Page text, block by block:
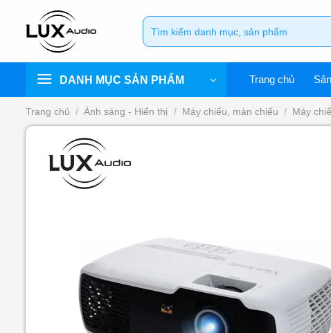
dung
Tìm
kiếm:
DANH MỤC SẢN PHẨM Trang chủ
Trang chủ / Ánh sáng - Hiển thị / Máy chiếu, màn chiếu / Máy